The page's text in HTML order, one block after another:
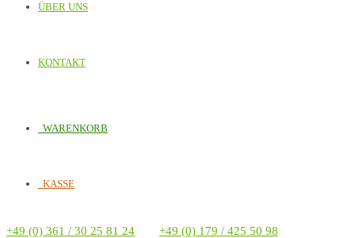
ÜBER UNS
KONTAKT
WARENKORB
KASSE
+49 (0) 361 / 30 25 81 24 +49 (0) 179 / 425 50 98